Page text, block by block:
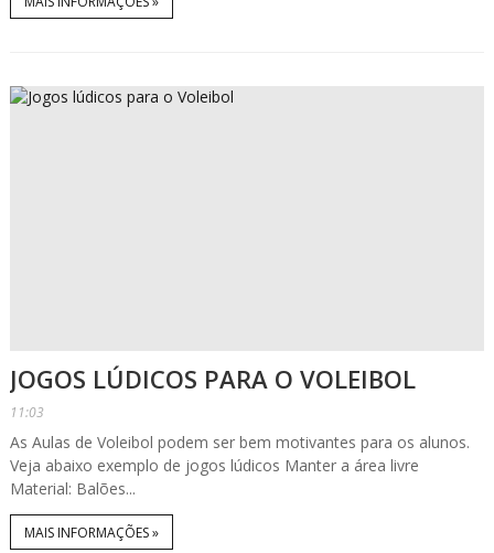
JOGOS LÚDICOS PARA O VOLEIBOL
11:03
As Aulas de Voleibol podem ser bem motivantes para os alunos.
Veja abaixo exemplo de jogos lúdicos Manter a área livre
Material: Balões...
MAIS INFORMAÇÕES »